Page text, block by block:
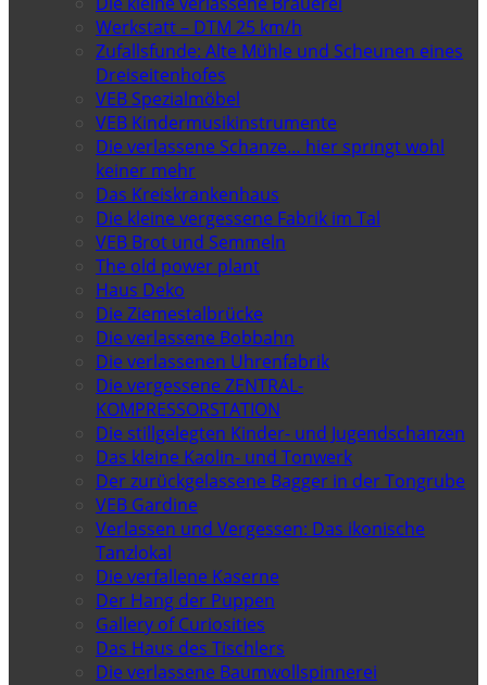
Werkstatt – DTM 25 km/h
Zufallsfunde: Alte Mühle und Scheunen eines
Dreiseitenhofes
VEB Spezialmöbel
VEB Kindermusikinstrumente
Die verlassene Schanze… hier springt wohl
keiner mehr
Das Kreiskrankenhaus
Die kleine vergessene Fabrik im Tal
VEB Brot und Semmeln
The old power plant
Haus Deko
Die Ziemestalbrücke
Die verlassene Bobbahn
Die verlassenen Uhrenfabrik
Die vergessene ZENTRAL-
KOMPRESSORSTATION
Die stillgelegten Kinder- und Jugendschanzen
Das kleine Kaolin- und Tonwerk
Der zurückgelassene Bagger in der Tongrube
VEB Gardine
Verlassen und Vergessen: Das ikonische
Tanzlokal
Die verfallene Kaserne
Der Hang der Puppen
Gallery of Curiosities
Das Haus des Tischlers
Die verlassene Baumwollspinnerei